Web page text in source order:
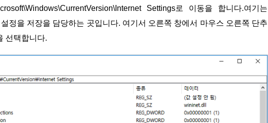
Settings로 이동을 합니다.여기는
정을 저장을 담당하는 곳입니다. 여기서 오른쪽 창에서 마우스 오른쪽 단추
선택합니다.